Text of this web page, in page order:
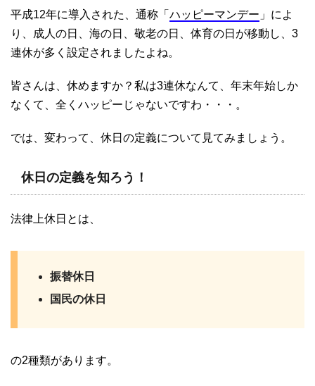
平成12年に導入された、通称「 ハッピーマンデー 」によ
り、成人の日、海の日、敬老の日、体育の日が移動し、3
連休が多く設定されましたよね。
皆さんは、休めますか？私は3連休なんて、年末年始しか
なくて、全くハッピーじゃないですわ・・・。
では、変わって、休日の定義について見てみましょう。
休日の定義を知ろう！
法律上休日とは、
振替休日
国民の休日
の2種類があります。